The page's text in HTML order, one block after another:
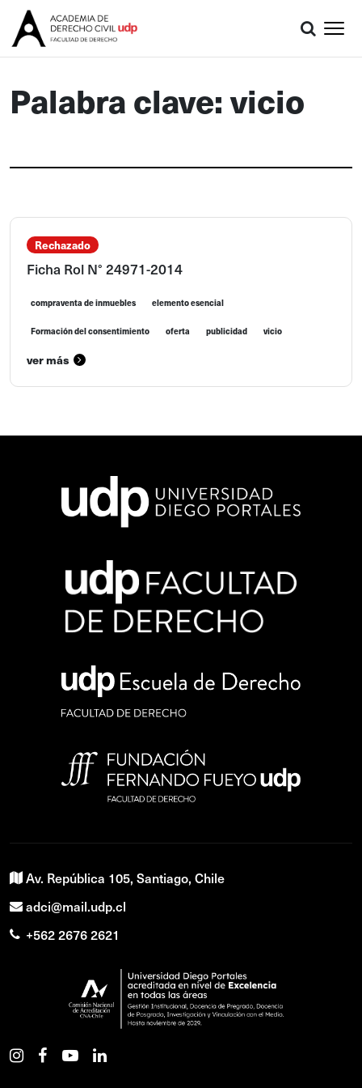
Palabra clave: vicio
Rechazado
Ficha Rol N° 24971-2014
compraventa de inmuebles elemento esencial
Formación del consentimiento oferta publicidad vicio
ver más
Av. República 105, Santiago, Chile
adci@mail.udp.cl
+562 2676 2621